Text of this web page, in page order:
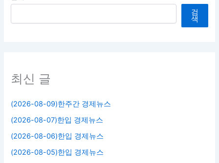
검
색
최신 글
(2026-08-09)한주간 경제뉴스
(2026-08-07)한입 경제뉴스
(2026-08-06)한입 경제뉴스
(2026-08-05)한입 경제뉴스